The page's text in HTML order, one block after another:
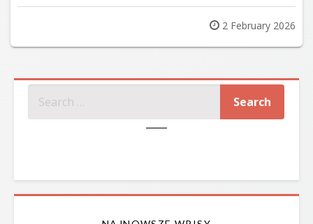
Posted
on
2 February 2026